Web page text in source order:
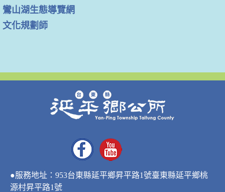
鸞山湖生態導覽網
文化規劃師
●服務地址：953台東縣延平鄉昇平路1號臺東縣延平鄉桃
源村昇平路1號